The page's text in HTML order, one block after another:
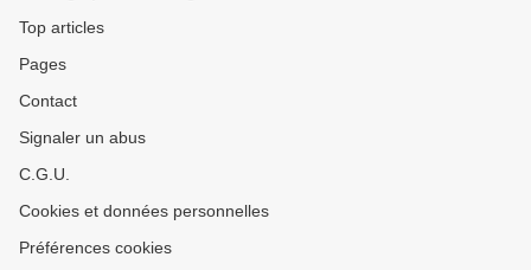
Top articles
Pages
Contact
Signaler un abus
C.G.U.
Cookies et données personnelles
Préférences cookies